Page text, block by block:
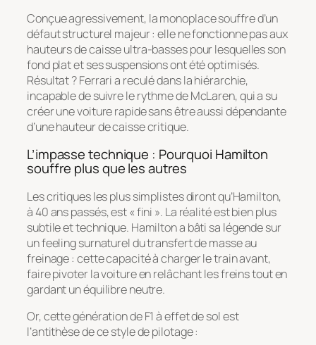
Conçue agressivement, la monoplace souffre d’un
défaut structurel majeur : elle ne fonctionne pas aux
hauteurs de caisse ultra-basses pour lesquelles son
fond plat et ses suspensions ont été optimisés.
Résultat ? Ferrari a reculé dans la hiérarchie,
incapable de suivre le rythme de McLaren, qui a su
créer une voiture rapide sans être aussi dépendante
d’une hauteur de caisse critique.
L’impasse technique : Pourquoi Hamilton
souffre plus que les autres
Les critiques les plus simplistes diront qu’Hamilton,
à 40 ans passés, est « fini ». La réalité est bien plus
subtile et technique. Hamilton a bâti sa légende sur
un feeling surnaturel du transfert de masse au
freinage : cette capacité à charger le train avant,
faire pivoter la voiture en relâchant les freins tout en
gardant un équilibre neutre.
Or, cette génération de F1 à effet de sol est
l’antithèse de ce style de pilotage :